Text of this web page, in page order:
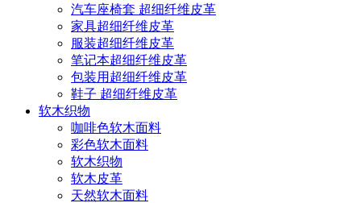
汽车座椅套 超细纤维皮革
家具超细纤维皮革
服装超细纤维皮革
笔记本超细纤维皮革
包装用超细纤维皮革
鞋子 超细纤维皮革
软木织物
咖啡色软木面料
彩色软木面料
软木织物
软木皮革
天然软木面料